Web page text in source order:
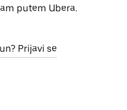
putem Ubera.
Prijavi se